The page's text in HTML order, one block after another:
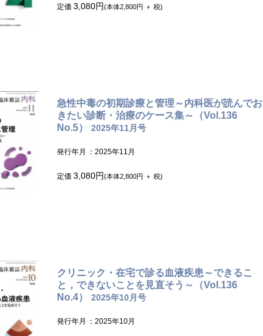
定価 3,080円(本体2,800円 ＋ 税)
急性中毒の初期診療と管理～内科医が読んでお
きたい診断・治療のケース集～（Vol.136
No.5）
2025年11月号
発行年月 ：2025年11月
定価 3,080円(本体2,800円 ＋ 税)
クリニック・在宅で診る血液疾患～できるこ
と，できないことを見直そう～（Vol.136
No.4）
2025年10月号
発行年月 ：2025年10月